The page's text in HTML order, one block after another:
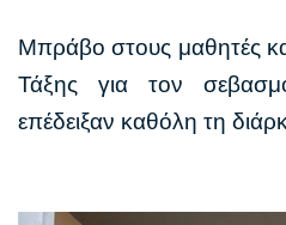
Μπράβο στους μαθητές
Τάξης για τον
επέδειξαν καθόλη τη